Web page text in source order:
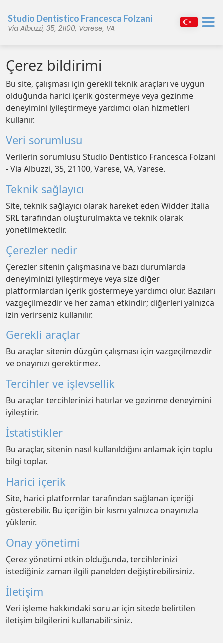
Studio Dentistico Francesca Folzani
Via Albuzzi, 35, 21100, Varese, VA
Çerez bildirimi
Bu site, çalışması için gerekli teknik araçları ve uygun
olduğunda harici içerik göstermeye veya gezinme
deneyimini iyileştirmeye yardımcı olan hizmetleri
kullanır.
Veri sorumlusu
Verilerin sorumlusu Studio Dentistico Francesca Folzani
- Via Albuzzi, 35, 21100, Varese, VA, Varese.
Teknik sağlayıcı
Site, teknik sağlayıcı olarak hareket eden Widder Italia
SRL tarafından oluşturulmakta ve teknik olarak
yönetilmektedir.
Çerezler nedir
Çerezler sitenin çalışmasına ve bazı durumlarda
deneyiminizi iyileştirmeye veya size diğer
platformlardan içerik göstermeye yardımcı olur. Bazıları
vazgeçilmezdir ve her zaman etkindir; diğerleri yalnızca
izin verirseniz kullanılır.
Gerekli araçlar
Bu araçlar sitenin düzgün çalışması için vazgeçilmezdir
ve onayınızı gerektirmez.
Tercihler ve işlevsellik
Bu araçlar tercihlerinizi hatırlar ve gezinme deneyimini
iyileştirir.
İstatistikler
Bu araçlar, sitenin nasıl kullanıldığını anlamak için toplu
bilgi toplar.
Harici içerik
Site, harici platformlar tarafından sağlanan içeriği
gösterebilir. Bu içeriğin bir kısmı yalnızca onayınızla
yüklenir.
Onay yönetimi
Çerez yönetimi etkin olduğunda, tercihlerinizi
istediğiniz zaman ilgili panelden değiştirebilirsiniz.
İletişim
Veri işleme hakkındaki sorular için sitede belirtilen
iletişim bilgilerini kullanabilirsiniz.